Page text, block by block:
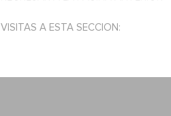
VISITAS A ESTA SECCION: